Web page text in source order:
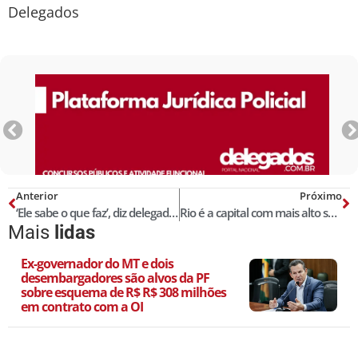
Delegados
Anterior
‘Ele sabe o que faz’, diz delegado sobre homem que atirou em 3 em SP
Próximo
Rio é a capital com mais alto salário para vereador! Veja lista completa dos subsídios!
Mais lidas
Ex-governador do MT e dois
desembargadores são alvos da PF
sobre esquema de R$ R$ 308 milhões
em contrato com a OI